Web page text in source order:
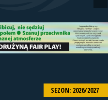
SEZON: 2026/2027